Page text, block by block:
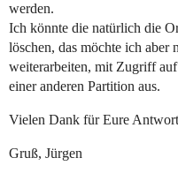
werden.
Ich könnte die natürlich die
löschen, das möchte ich aber
weiterarbeiten, mit Zugriff
einer anderen Partition aus.
Vielen Dank für Eure
Gruß, Jürgen